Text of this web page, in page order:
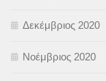
Δεκέμβριος 2020
Νοέμβριος 2020